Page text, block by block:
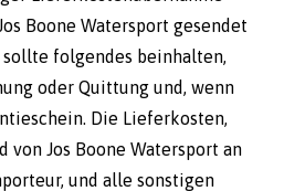
Boone Watersport gesendet
folgendes beinhalten,
oder Quittung und, wenn
Die Lieferkosten,
von Jos Boone Watersport an
und alle sonstigen